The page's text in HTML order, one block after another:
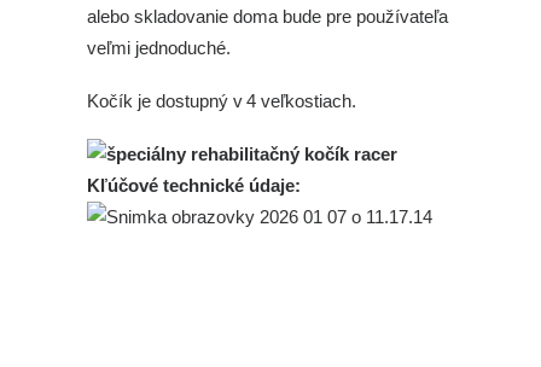
alebo skladovanie doma bude pre používateľa
veľmi jednoduché.
Kočík je dostupný v 4 veľkostiach.
Kľúčové technické údaje: